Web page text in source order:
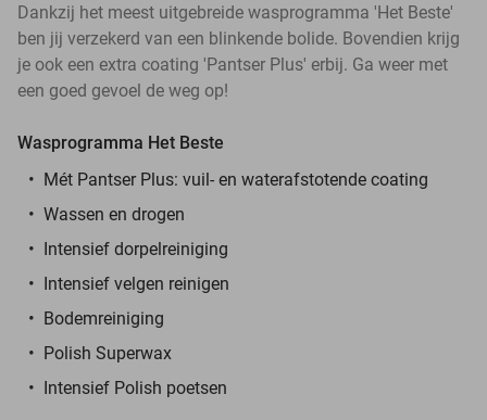
Dankzij het meest uitgebreide wasprogramma 'Het Beste'
ben jij verzekerd van een blinkende bolide. Bovendien krijg
je ook een extra coating 'Pantser Plus' erbij. Ga weer met
een goed gevoel de weg op!
Wasprogramma Het Beste
Mét Pantser Plus: vuil- en waterafstotende coating
Wassen en drogen
Intensief dorpelreiniging
Intensief velgen reinigen
Bodemreiniging
Polish Superwax
Intensief Polish poetsen